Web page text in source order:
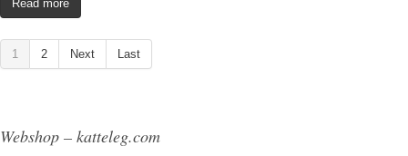
Read more
1 2 Next Last
Webshop – katteleg.com